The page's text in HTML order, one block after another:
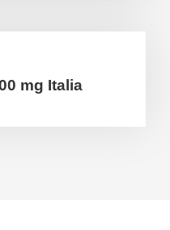
mg Italia